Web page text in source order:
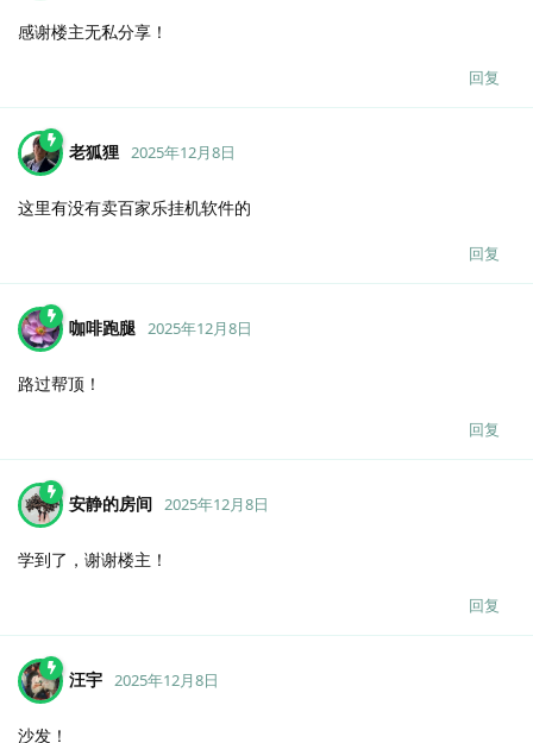
感谢楼主无私分享！
回复
老狐狸 2025年12月8日
这里有没有卖百家乐挂机软件的
回复
咖啡跑腿 2025年12月8日
路过帮顶！
回复
安静的房间 2025年12月8日
学到了，谢谢楼主！
回复
汪宇 2025年12月8日
沙发！